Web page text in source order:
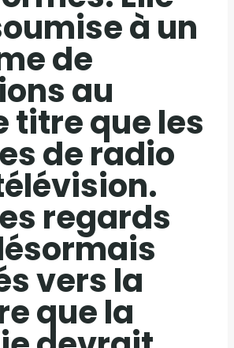
à un
de
au
titre que les
de radio
regards
vers la
que la